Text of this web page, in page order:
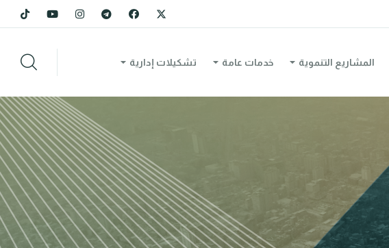
المشاريع التنموية خدمات عامة تشكيلات إدارية